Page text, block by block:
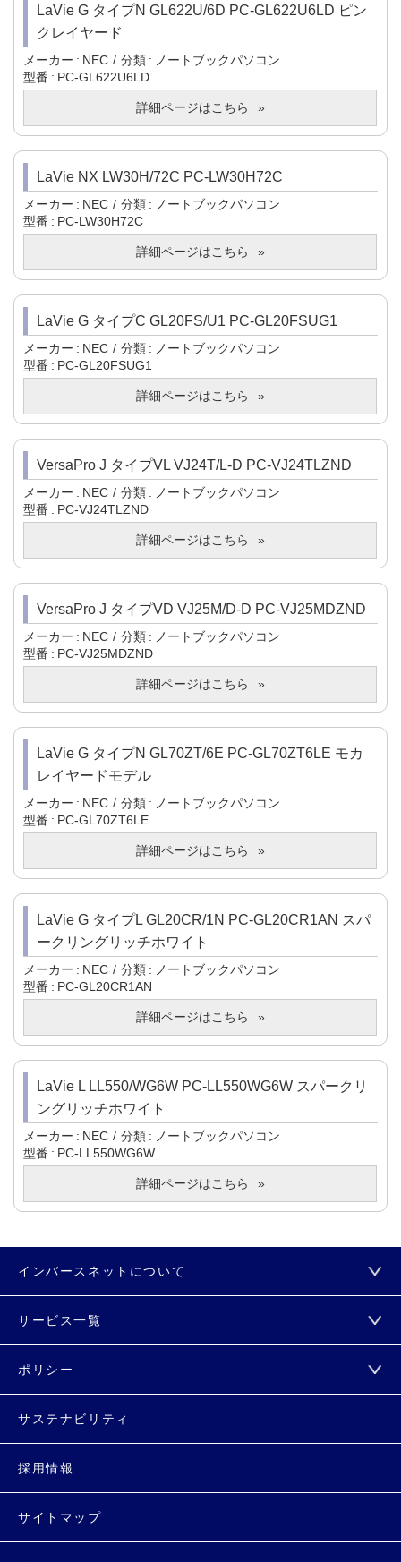
LaVie G タイプN GL622U/6D PC-GL622U6LD ピン
クレイヤード
メーカー NEC 分類
ノートブックパソコン
型番
PC-GL622U6LD
詳細ページはこちら
LaVie NX LW30H/72C PC-LW30H72C
メーカー NEC 分類
ノートブックパソコン
型番
PC-LW30H72C
詳細ページはこちら
LaVie G タイプC GL20FS/U1 PC-GL20FSUG1
メーカー NEC 分類
ノートブックパソコン
型番
PC-GL20FSUG1
詳細ページはこちら
VersaPro J タイプVL VJ24T/L-D PC-VJ24TLZND
メーカー NEC 分類
ノートブックパソコン
型番
PC-VJ24TLZND
詳細ページはこちら
VersaPro J タイプVD VJ25M/D-D PC-VJ25MDZND
メーカー NEC 分類
ノートブックパソコン
型番
PC-VJ25MDZND
詳細ページはこちら
LaVie G タイプN GL70ZT/6E PC-GL70ZT6LE モカ
レイヤードモデル
メーカー NEC 分類
ノートブックパソコン
型番
PC-GL70ZT6LE
詳細ページはこちら
LaVie G タイプL GL20CR/1N PC-GL20CR1AN スパ
ークリングリッチホワイト
メーカー NEC 分類
ノートブックパソコン
型番
PC-GL20CR1AN
詳細ページはこちら
LaVie L LL550/WG6W PC-LL550WG6W スパークリ
ングリッチホワイト
メーカー NEC 分類
ノートブックパソコン
型番
PC-LL550WG6W
詳細ページはこちら
インバースネットについて
サービス一覧
ポリシー
サステナビリティ
採用情報
サイトマップ